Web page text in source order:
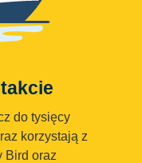
do tysięcy
korzystają z
Bird oraz